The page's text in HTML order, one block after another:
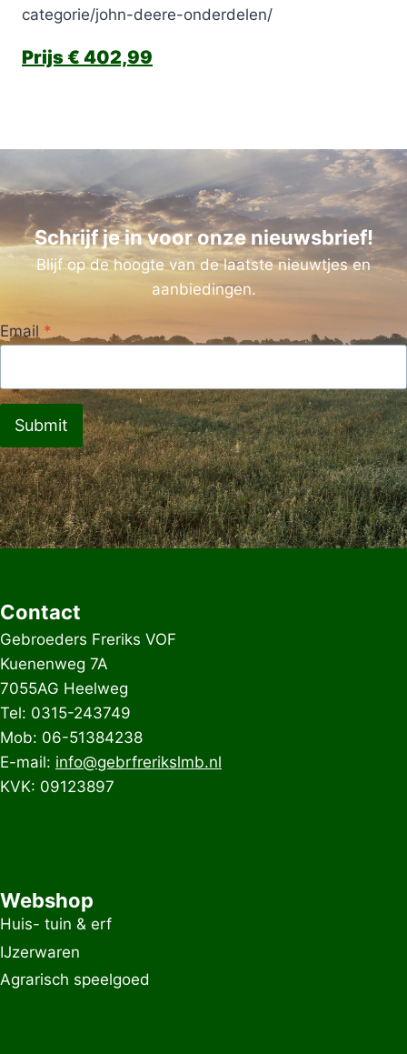
categorie/john-deere-onderdelen/
€ 402,99
Schrijf je in voor onze nieuwsbrief!
Blijf op de hoogte van de laatste nieuwtjes en
aanbiedingen.
Email *
Submit
Contact
Gebroeders Freriks VOF
Kuenenweg 7A
7055AG Heelweg
Tel: 0315-243749
Mob: 06-51384238
E-mail: info@gebrfrerikslmb.nl
KVK: 09123897
Webshop
Huis- tuin & erf
IJzerwaren
Agrarisch speelgoed